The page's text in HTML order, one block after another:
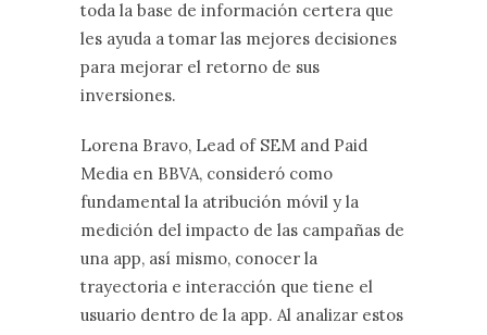
toda la base de información certera que
les ayuda a tomar las mejores decisiones
para mejorar el retorno de sus
inversiones.
Lorena Bravo, Lead of SEM and Paid
Media en BBVA, consideró como
fundamental la atribución móvil y la
medición del impacto de las campañas de
una app, así mismo, conocer la
trayectoria e interacción que tiene el
usuario dentro de la app. Al analizar estos